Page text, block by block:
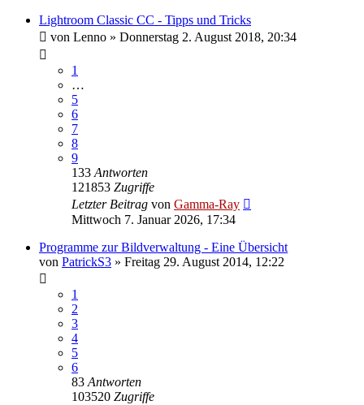
Lightroom Classic CC - Tipps und Tricks
von Lenno » Donnerstag 2. August 2018, 20:34
1
…
5
6
7
8
9
133 Antworten
121853 Zugriffe
Letzter Beitrag von Gamma-Ray
Mittwoch 7. Januar 2026, 17:34
Programme zur Bildverwaltung - Eine Übersicht
von PatrickS3 » Freitag 29. August 2014, 12:22
1
2
3
4
5
6
83 Antworten
103520 Zugriffe